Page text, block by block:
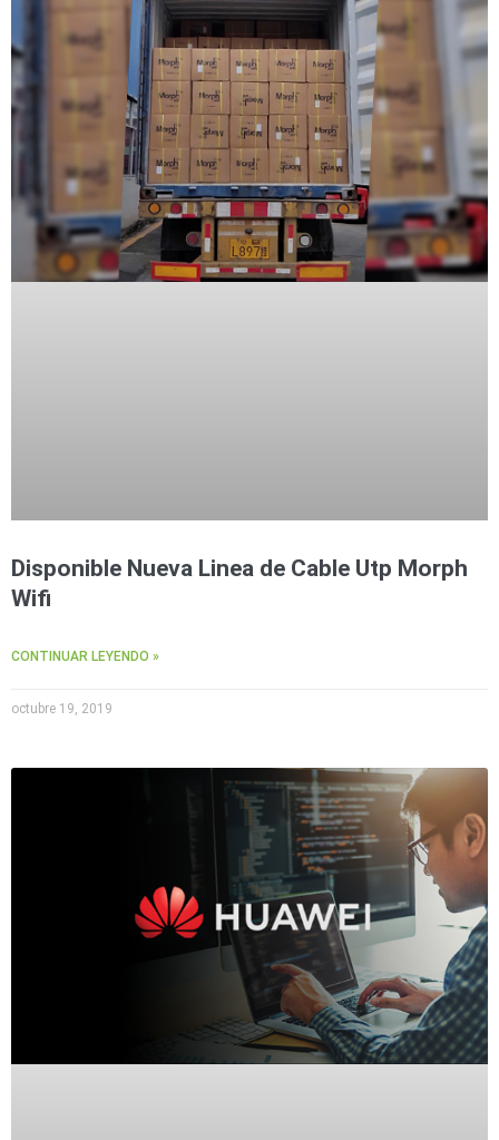
Disponible Nueva Linea de Cable Utp Morph
Wifi
CONTINUAR LEYENDO »
octubre 19, 2019